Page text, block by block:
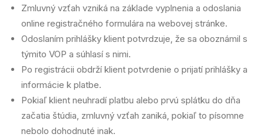
Zmluvný vzťah vzniká na základe vyplnenia a odoslania
online registračného formulára na webovej stránke.
Odoslaním prihlášky klient potvrdzuje, že sa oboznámil s
týmito VOP a súhlasí s nimi.
Po registrácii obdrží klient potvrdenie o prijatí prihlášky a
informácie k platbe.
Pokiaľ klient neuhradí platbu alebo prvú splátku do dňa
začatia štúdia, zmluvný vzťah zaniká, pokiaľ to písomne
nebolo dohodnuté inak.